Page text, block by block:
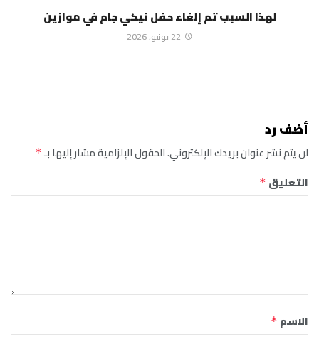
لهذا السبب تم إلغاء حفل نيكي جام في موازين
22 يونيو، 2026
أضف رد
لن يتم نشر عنوان بريدك الإلكتروني.الحقول الإلزامية مشار إليها بـ*
التعليق *
الاسم *